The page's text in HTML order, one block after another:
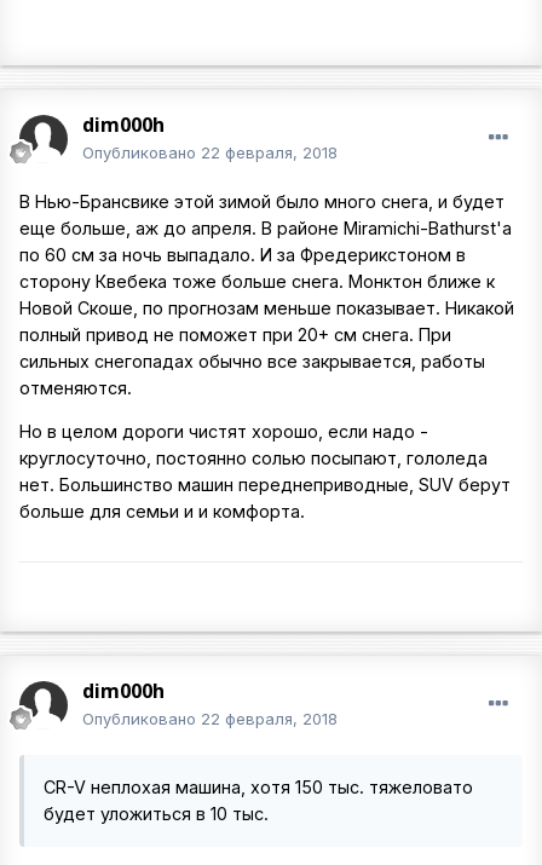
dim000h
Опубликовано 22 февраля, 2018
В Нью-Брансвике этой зимой было много снега, и будет
еще больше, аж до апреля. В районе Miramichi-Bathurst'a
по 60 см за ночь выпадало. И за Фредерикстоном в
сторону Квебека тоже больше снега. Монктон ближе к
Новой Скоше, по прогнозам меньше показывает. Никакой
полный привод не поможет при 20+ см снега. При
сильных снегопадах обычно все закрывается, работы
отменяются.
Но в целом дороги чистят хорошо, если надо -
круглосуточно, постоянно солью посыпают, гололеда
нет. Большинство машин переднеприводные, SUV берут
больше для семьи и и комфорта.
dim000h
Опубликовано 22 февраля, 2018
CR-V неплохая машина, хотя 150 тыс. тяжеловато
будет уложиться в 10 тыс.